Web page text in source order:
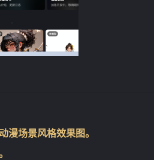
漫场景风格效果图。